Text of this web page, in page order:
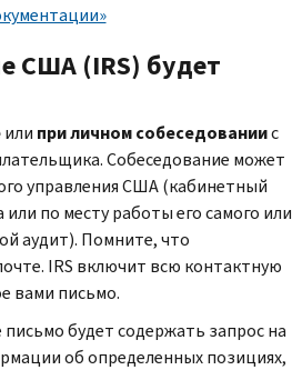
США (IRS) будет
или при личном собеседованиис
Собеседование может
управления США (кабинетный
по месту работы его самого или
аудит). Помните, что
IRS включит всю контактную
вами письмо.
будет содержать запрос на
об определенных позициях,